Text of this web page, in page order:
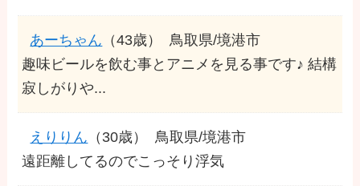
あーちゃん （43歳）
鳥取県/境港市
趣味ビールを飲む事とアニメを見る事です♪ 結構
寂しがりや...
えりりん （30歳）
鳥取県/境港市
遠距離してるのでこっそり浮気